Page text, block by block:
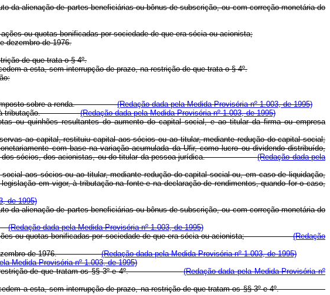
da alienação de partes beneficiárias ou bônus de subscrição, ou com correção monetária do
ou quotas bonificadas por sociedade de que era sócia ou acionista;
dezembro de 1976.
de que trata o § 4º.
a esta, sem interrupção de prazo, na restrição de que trata o § 4º.
do imposto sobre a renda.(Redação dada pela Medida Provisória nº 1.003, de 1995)
à tributação.(Redação dada pela Medida Provisória nº 1.003, de 1995)
ou quinhões resultantes do aumento do capital social, e ao titular da firma ou empresa
ao capital, restituiu capital aos sócios ou ao titular, mediante redução do capital social;
com base na variação acumulada da Ufir, como lucro ou dividendo distribuído,
dos sócios, dos acionistas, ou do titular da pessoa jurídica.(Redação dada pela
aos sócios ou ao titular, mediante redução do capital social ou, em caso de liquidação,
em vigor, à tributação na fonte e na declaração de rendimentos, quando for o caso,
de 1995)
da alienação de partes beneficiárias ou bônus de subscrição, ou com correção monetária do
(Redação dada pela Medida Provisória nº 1.003, de 1995)
de ações ou quotas bonificadas por sociedade de que era sócia ou acionista;(Redação
15 de dezembro de 1976.(Redação dada pela Medida Provisória nº 1.003, de 1995)
Medida Provisória nº 1.003, de 1995)
na restrição de que tratam os §§ 3º e 4º.(Redação dada pela Medida Provisória nº
sucedem a esta, sem interrupção de prazo, na restrição de que tratam os §§ 3º e 4º.